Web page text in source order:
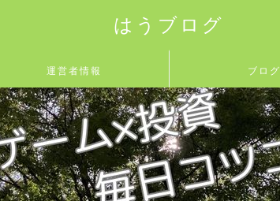
はうブログ
運営者情報 ブログ